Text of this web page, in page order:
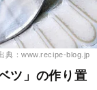
典：www.recipe-blog.jp
ツ」の作り置